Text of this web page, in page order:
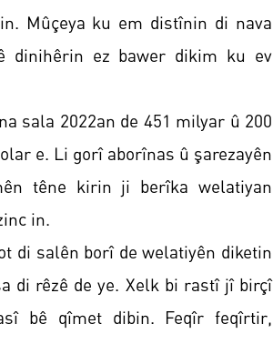
Mûçeya ku em distînin di nava
dinihêrin ez bawer dikim ku ev
sala 2022an de 451 milyar û 200
e. Li gorî aborînas û şarezayên
têne kirin ji berîka welatiyan
in.
di salên borî de welatiyên diketin
di rêzê de ye. Xelk bi rastî jî birçî
bê qîmet dibin. Feqîr feqîrtir,